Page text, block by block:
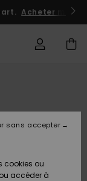
Acheter
cookies ou
accéder à
sans accepter